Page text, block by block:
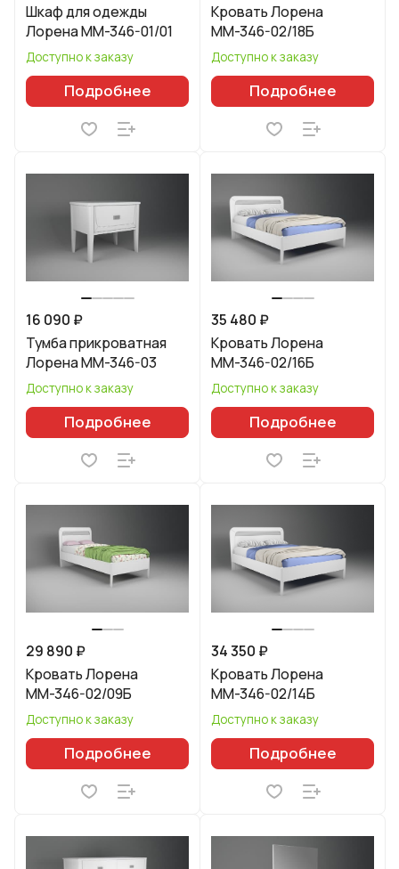
Шкаф для одежды
Лорена ММ-346-01/01
Доступно к заказу
Подробнее
Кровать Лорена
ММ-346-02/18Б
Доступно к заказу
Подробнее
16 090 ₽
Тумба прикроватная
Лорена ММ-346-03
Доступно к заказу
Подробнее
35 480 ₽
Кровать Лорена
ММ-346-02/16Б
Доступно к заказу
Подробнее
29 890 ₽
Кровать Лорена
ММ-346-02/09Б
Доступно к заказу
Подробнее
34 350 ₽
Кровать Лорена
ММ-346-02/14Б
Доступно к заказу
Подробнее